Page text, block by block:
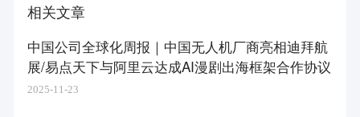
相关文章
中国公司全球化周报｜中国无人机厂商亮相迪拜航
展/易点天下与阿里云达成AI漫剧出海框架合作协议
2025-11-23